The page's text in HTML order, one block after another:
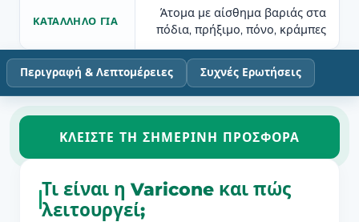
ΚΑΤΆΛΛΗΛΟ ΓΙΑ
Άτομα με αίσθημα βαριάς στα
πόδια, πρήξιμο, πόνο, κράμπες
Περιγραφή & Λεπτομέρειες Συχνές Ερωτήσεις
ΚΛΕΊΣΤΕ ΤΗ ΣΗΜΕΡΙΝΉ ΠΡΟΣΦΟΡΆ
Τι είναι η Varicone και πώς
λειτουργεί;